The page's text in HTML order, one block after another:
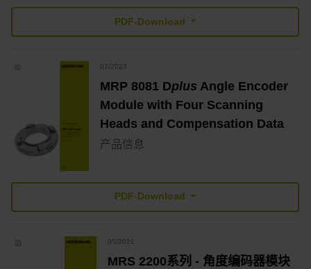
PDF-Download
07/2023
MRP 8081 Dplus Angle Encoder
Module with Four Scanning
Heads and Compensation Data
产品信息
PDF-Download
05/2021
MRS 2200系列 - 角度编码器模块